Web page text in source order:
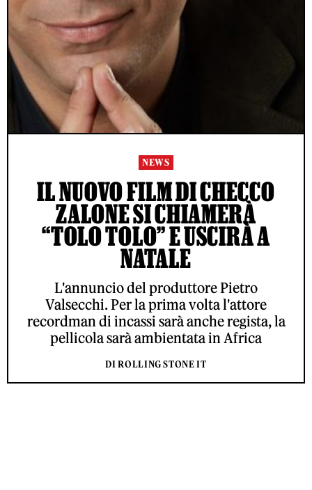
NEWS
IL NUOVO FILM DI CHECCO
ZALONE SI CHIAMERÀ
“TOLO TOLO” E USCIRÀ A
NATALE
L'annuncio del produttore Pietro
Valsecchi. Per la prima volta l'attore
recordman di incassi sarà anche regista, la
pellicola sarà ambientata in Africa
DI ROLLING STONE IT